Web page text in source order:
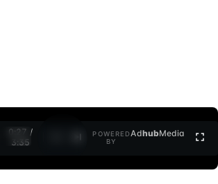
0:27 /
3:35
POWERED
BY
AdhubMedia